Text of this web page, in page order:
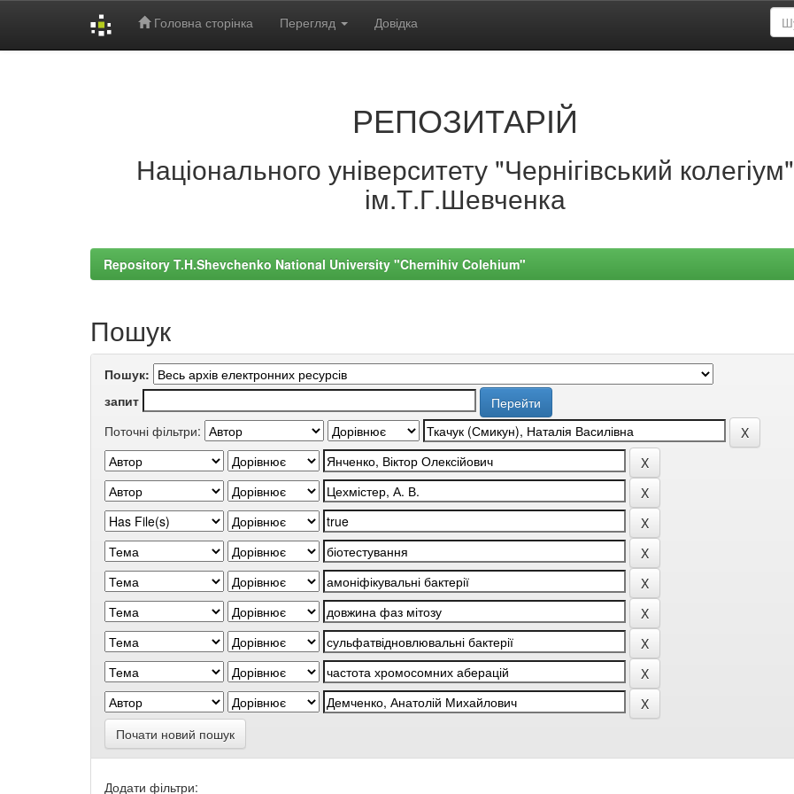
Головна сторінка Перегляд Довідка
РЕПОЗИТАРІЙ
Національного університету "Чернігівський колегіум"
ім.Т.Г.Шевченка
Repository T.H.Shevchenko National University "Chernihiv Colehium"
Пошук
Пошук:
запит
Поточні фільтри:
Почати новий пошук
Додати фільтри: